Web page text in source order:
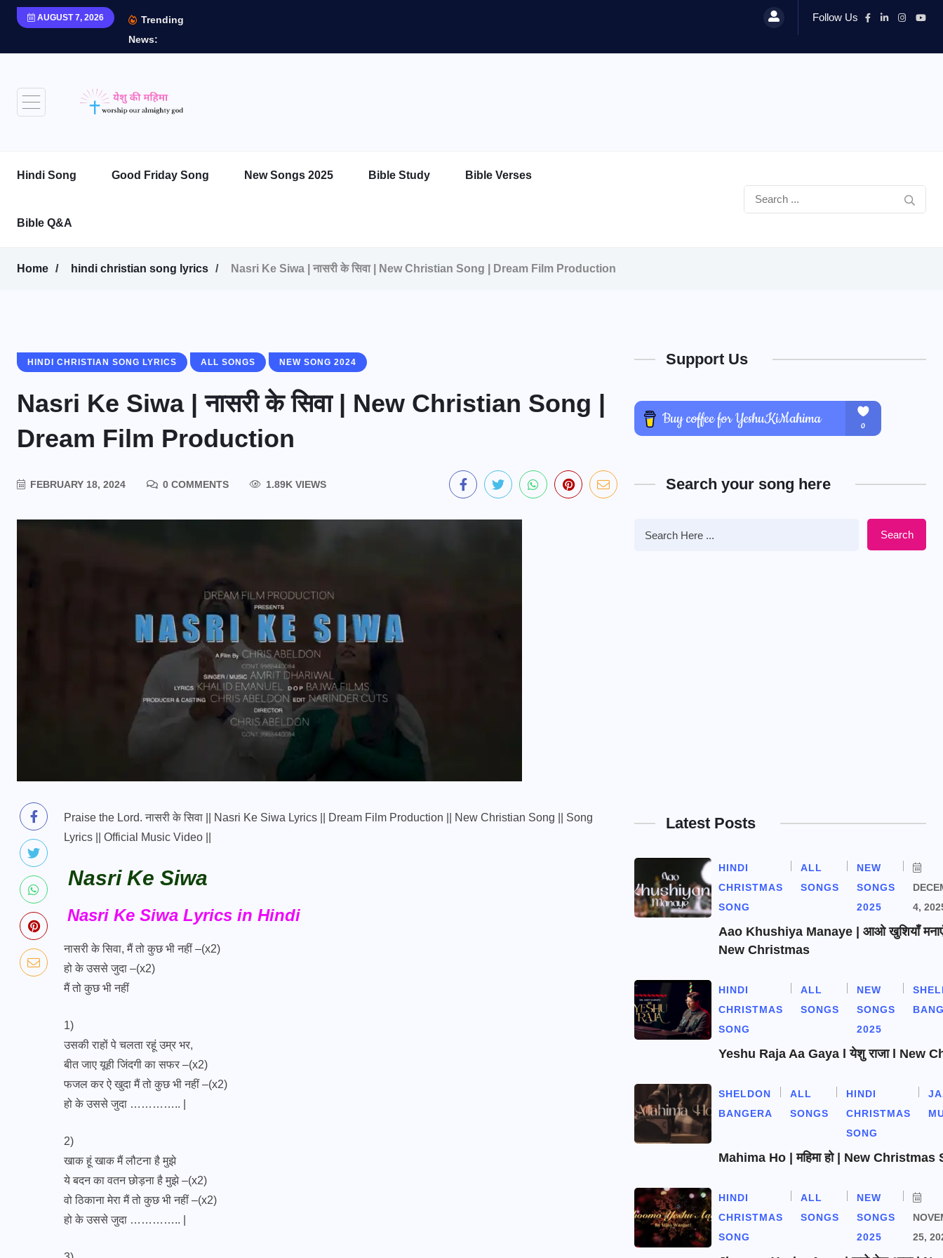
AUGUST 7, 2026
Trending
News:
Follow Us
Hindi Song Good Friday Song New Songs 2025 Bible Study Bible Verses
Bible Q&A
Home hindi christian song lyrics Nasri Ke Siwa | नासरी के सिवा | New Christian Song | Dream Film Production
HINDI CHRISTIAN SONG LYRICS ALL SONGS NEW SONG 2024
Nasri Ke Siwa | नासरी के सिवा | New Christian Song |
Dream Film Production
FEBRUARY 18, 2024 0 COMMENTS 1.89K VIEWS
Praise the Lord. नासरी के सिवा || Nasri Ke Siwa Lyrics || Dream Film Production || New Christian Song || Song
Lyrics || Official Music Video ||
Nasri Ke Siwa
Nasri Ke Siwa Lyrics in Hindi
नासरी के सिवा, मैं तो कुछ भी नहीं –(x2)
हो के उससे जुदा –(x2)
मैं तो कुछ भी नहीं
1)
उसकी राहों पे चलता रहूं उम्र भर,
बीत जाए यूही जिंदगी का सफर –(x2)
फजल कर ऐ खुदा मैं तो कुछ भी नहीं –(x2)
हो के उससे जुदा ………….. |
2)
खाक हूं खाक मैं लौटना है मुझे
ये बदन का वतन छोड़ना है मुझे –(x2)
वो ठिकाना मेरा मैं तो कुछ भी नहीं –(x2)
हो के उससे जुदा ………….. |
Support Us
Search your song here
Search
Latest Posts
HINDI
CHRISTMAS
SONG
ALL
SONGS
NEW
SONGS
2025
4,
Aao Khushiya Manaye | आओ खुशियाँ
New Christmas
HINDI
CHRISTMAS
SONG
ALL
SONGS
NEW
SONGS
2025
Yeshu Raja Aa Gaya l येशु राजा l New
SHELDON
BANGERA
ALL
SONGS
HINDI
CHRISTMAS
SONG
Mahima Ho | महिमा हो | New Christmas
HINDI
CHRISTMAS
SONG
ALL
SONGS
NEW
SONGS
2025
25,